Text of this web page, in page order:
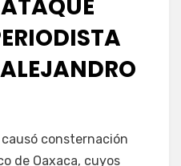
causó consternación
de Oaxaca, cuyos